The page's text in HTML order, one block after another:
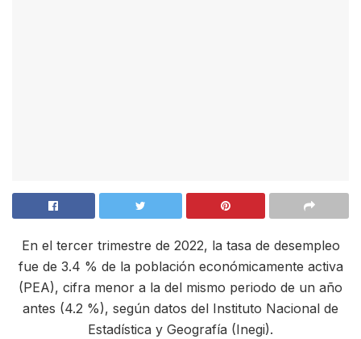
En el tercer trimestre de 2022, la tasa de desempleo
fue de 3.4 % de la población económicamente activa
(PEA), cifra menor a la del mismo periodo de un año
antes (4.2 %), según datos del Instituto Nacional de
Estadística y Geografía (Inegi).